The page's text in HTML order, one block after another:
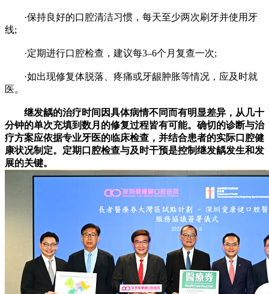
·保持良好的口腔清洁习惯，每天至少两次刷牙并使用牙
线;
·定期进行口腔检查，建议每3–6个月复查一次;
·如出现修复体脱落、疼痛或牙龈肿胀等情况，应及时就
医。
继发龋的治疗时间因具体病情不同而有明显差异，从几十
分钟的单次充填到数月的修复过程皆有可能。确切的诊断与治
疗方案应依据专业牙医的临床检查，并结合患者的实际口腔健
康状况制定。定期口腔检查与及时干预是控制继发龋发生和发
展的关键。